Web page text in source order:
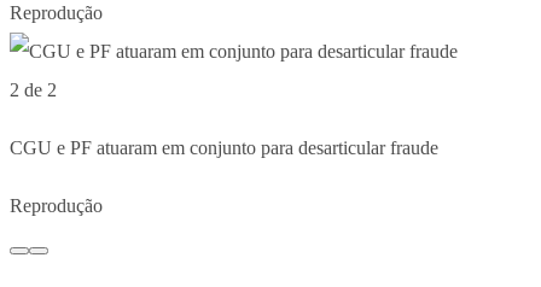
Reprodução
2 de 2
CGU e PF atuaram em conjunto para desarticular fraude
Reprodução